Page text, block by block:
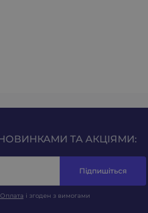
ТА АКЦІЯМИ:
Підпишіться
Оплата і згоден з вимогами